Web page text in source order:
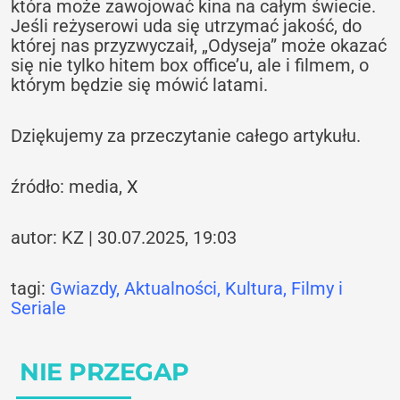
która może zawojować kina na całym świecie.
Jeśli reżyserowi uda się utrzymać jakość, do
której nas przyzwyczaił, „Odyseja” może okazać
się nie tylko hitem box office’u, ale i filmem, o
którym będzie się mówić latami.
Dziękujemy za przeczytanie całego artykułu.
źródło: media, X
autor: KZ | 30.07.2025, 19:03
tagi: Gwiazdy,Aktualności, Kultura, Filmy i
Seriale
NIE PRZEGAP